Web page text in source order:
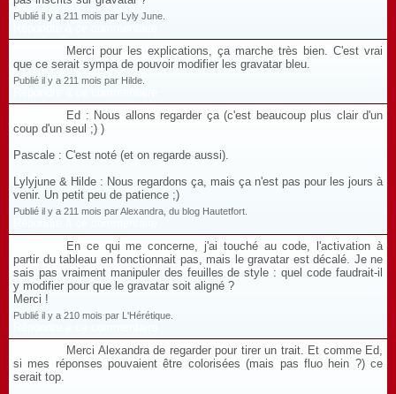
Publié il y a 211 mois par Lyly June.
Merci pour les explications, ça marche très bien. C'est vrai
que ce serait sympa de pouvoir modifier les gravatar bleu.
Publié il y a 211 mois par Hilde.
Ed : Nous allons regarder ça (c'est beaucoup plus clair d'un
coup d'un seul ;) )
Pascale : C'est noté (et on regarde aussi).
Lylyjune & Hilde : Nous regardons ça, mais ça n'est pas pour les jours à
venir. Un petit peu de patience ;)
Publié il y a 211 mois par Alexandra, du blog Hautetfort.
En ce qui me concerne, j'ai touché au code, l'activation à
partir du tableau en fonctionnait pas, mais le gravatar est décalé. Je ne
sais pas vraiment manipuler des feuilles de style : quel code faudrait-il
y modifier pour que le gravatar soit aligné ?
Merci !
Publié il y a 210 mois par L'Hérétique.
Merci Alexandra de regarder pour tirer un trait. Et comme Ed,
si mes réponses pouvaient être colorisées (mais pas fluo hein ?) ce
serait top.